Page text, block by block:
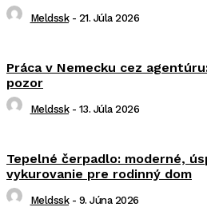
Meldssk - 21. Júla 2026
Práca v Nemecku cez
pozor
Meldssk - 13. Júla 2026
Tepelné čerpadlo: moderné,
vykurovanie pre rodinný dom
Meldssk - 9. Júna 2026